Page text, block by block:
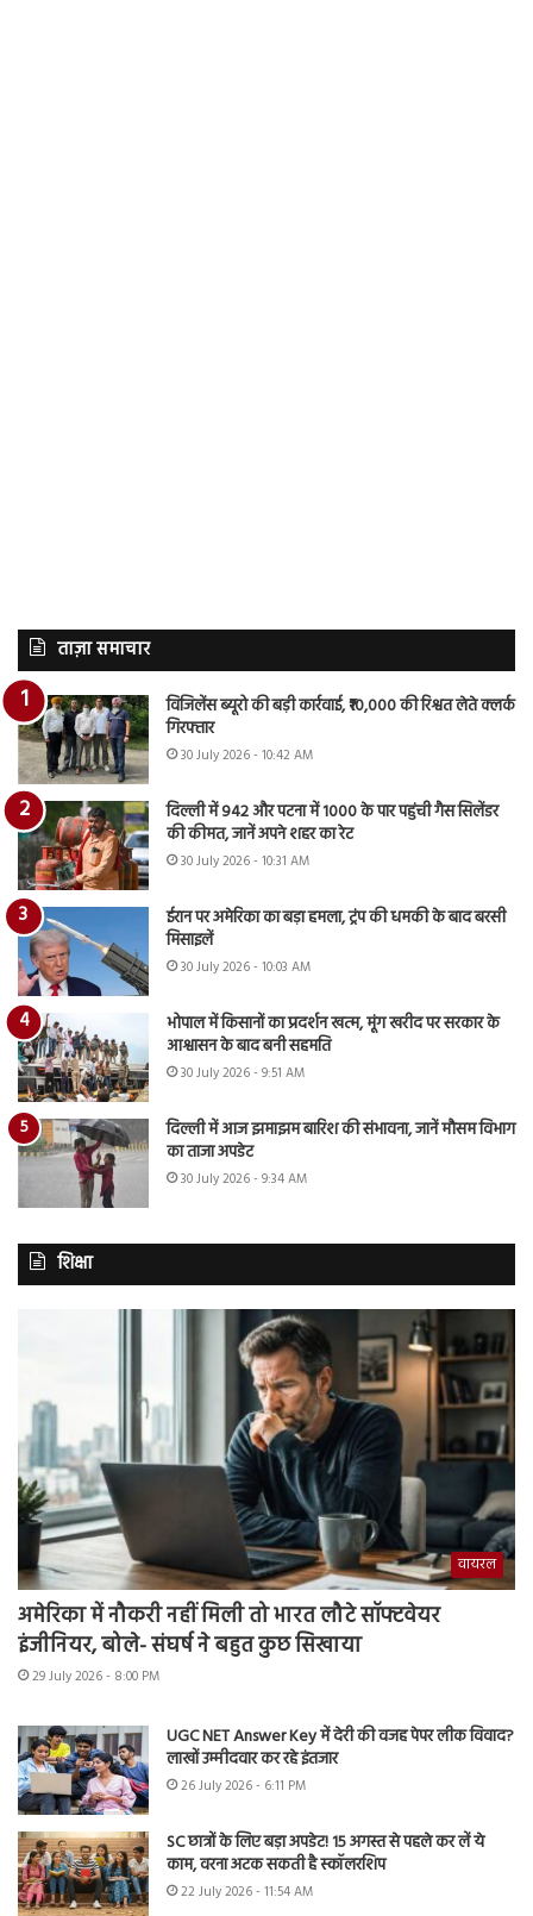
ताज़ा समाचार
विजिलेंस ब्यूरो की बड़ी कार्रवाई, ₹10,000 की रिश्वत लेते क्लर्क
गिरफ्तार
30 July 2026 - 10:42 AM
दिल्ली में 942 और पटना में 1000 के पार पहुंची गैस सिलेंडर
की कीमत, जानें अपने शहर का रेट
30 July 2026 - 10:31 AM
ईरान पर अमेरिका का बड़ा हमला, ट्रंप की धमकी के बाद बरसी
मिसाइलें
30 July 2026 - 10:03 AM
भोपाल में किसानों का प्रदर्शन खत्म, मूंग खरीद पर सरकार के
आश्वासन के बाद बनी सहमति
30 July 2026 - 9:51 AM
दिल्ली में आज झमाझम बारिश की संभावना, जानें मौसम विभाग
का ताजा अपडेट
30 July 2026 - 9:34 AM
शिक्षा
वायरल
अमेरिका में नौकरी नहीं मिली तो भारत लौटे सॉफ्टवेयर
इंजीनियर, बोले- संघर्ष ने बहुत कुछ सिखाया
29 July 2026 - 8:00 PM
UGC NET Answer Key में देरी की वजह पेपर लीक विवाद?
लाखों उम्मीदवार कर रहे इंतजार
26 July 2026 - 6:11 PM
SC छात्रों के लिए बड़ा अपडेट! 15 अगस्त से पहले कर लें ये
काम, वरना अटक सकती है स्कॉलरशिप
22 July 2026 - 11:54 AM